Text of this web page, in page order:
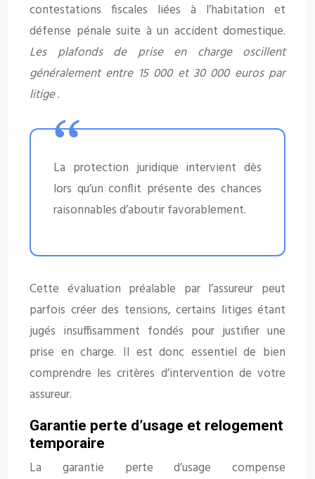
contestations fiscales liées à l’habitation et
défense pénale suite à un accident domestique.
Les plafonds de prise en charge oscillent
généralement entre 15 000 et 30 000 euros par
litige.
La protection juridique intervient dès
lors qu’un conflit présente des chances
raisonnables d’aboutir favorablement.
Cette évaluation préalable par l’assureur peut
parfois créer des tensions, certains litiges étant
jugés insuffisamment fondés pour justifier une
prise en charge. Il est donc essentiel de bien
comprendre les critères d’intervention de votre
assureur.
Garantie perte d’usage et relogement
temporaire
La garantie perte d’usage compense